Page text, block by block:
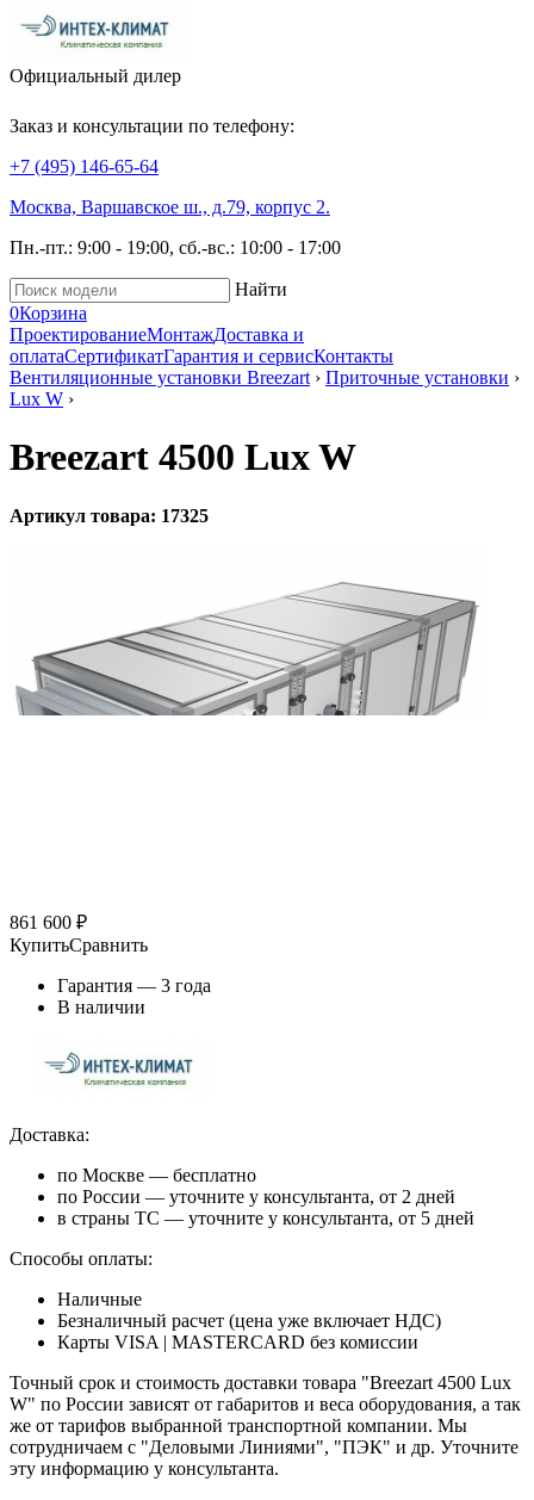
Официальный дилер
Заказ и консультации по телефону:
+7 (495) 146-65-64
Москва, Варшавское ш., д.79, корпус 2.
Пн.-пт.: 9:00 - 19:00, сб.-вс.: 10:00 - 17:00
Найти
0Корзина
ПроектированиеМонтажДоставка и
оплатаСертификатГарантия и сервисКонтакты
Вентиляционные установки Breezart › Приточные установки ›
Lux W ›
Breezart 4500 Lux W
Артикул товара: 17325
861 600 ₽
КупитьСравнить
Гарантия — 3 года
В наличии
Доставка:
по Москве — бесплатно
по России — уточните у консультанта, от 2 дней
в страны ТС — уточните у консультанта, от 5 дней
Способы оплаты:
Наличные
Безналичный расчет (цена уже включает НДС)
Карты VISA | MASTERCARD без комиссии
Точный срок и стоимость доставки товара "Breezart 4500 Lux
W" по России зависят от габаритов и веса оборудования, а так
же от тарифов выбранной транспортной компании. Мы
сотрудничаем с "Деловыми Линиями", "ПЭК" и др. Уточните
эту информацию у консультанта.